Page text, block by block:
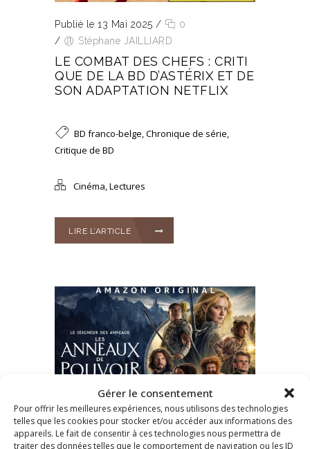
Gérer le consentement
Pour offrir les meilleures expériences, nous utilisons des technologies
telles que les cookies pour stocker et/ou accéder aux informations des
appareils. Le fait de consentir à ces technologies nous permettra de
traiter des données telles que le comportement de navigation ou les ID
Publié le 13 Mai 2025 /
0
/
Stéphane JAILLIARD
LE COMBAT DES CHEFS : CRITI
QUE DE LA BD D’ASTÉRIX ET DE
SON ADAPTATION NETFLIX
BD franco-belge,Chronique de série,
Critique de BD
Cinéma,Lectures
LIRE L’ARTICLE
Publié le 28 Fév 2025 /
0
/
Stéphane JAILLIARD